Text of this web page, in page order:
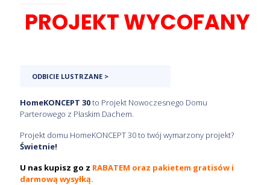
PROJEKT WYCOFANY
ODBICIE LUSTRZANE >
HomeKONCEPT 30to Projekt Nowoczesnego Domu
Parterowego z Płaskim Dachem.
Projekt domu HomeKONCEPT 30 to twój wymarzony projekt?
Świetnie!
U nas kupisz go z RABATEM oraz pakietem gratisów i
darmową wysyłką.